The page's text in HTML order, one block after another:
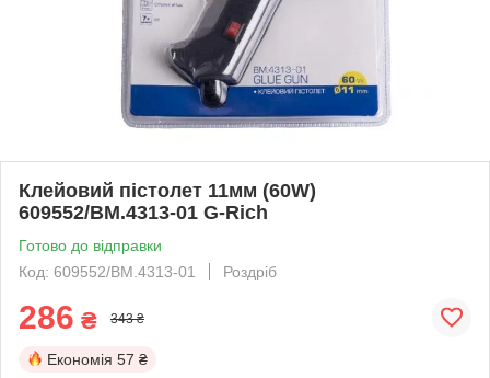
Клейовий пістолет 11мм (60W)
609552/BM.4313-01 G-Rich
Готово до відправки
Код: 609552/BM.4313-01
Роздріб
286 ₴ 343 ₴
Економія 57 ₴